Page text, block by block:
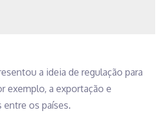
a ideia de regulação para
exemplo, a exportação e
entre os países.